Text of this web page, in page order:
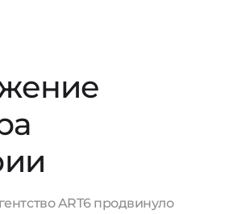
ART6 продвинуло